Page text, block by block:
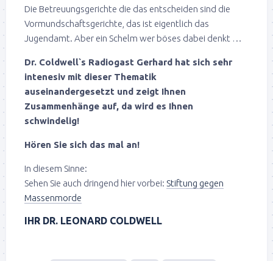
Die Betreuungsgerichte die das entscheiden sind die
Vormundschaftsgerichte, das ist eigentlich das
Jugendamt. Aber ein Schelm wer böses dabei denkt …
Dr. Coldwell`s Radiogast Gerhard hat sich sehr
intenesiv mit dieser Thematik
auseinandergesetzt und zeigt Ihnen
Zusammenhänge auf, da wird es Ihnen
schwindelig!
Hören Sie sich das mal an!
In diesem Sinne:
Sehen Sie auch dringend hier vorbei: Stiftung gegen
Massenmorde
IHR DR. LEONARD COLDWELL